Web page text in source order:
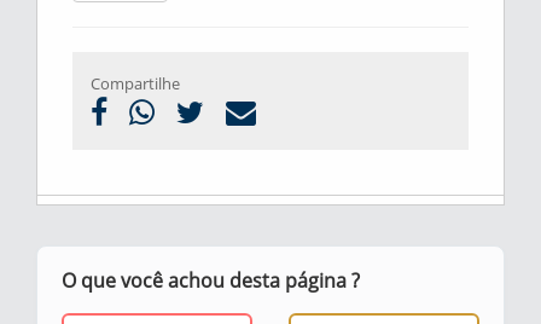
Compartilhe
O que você achou desta página ?